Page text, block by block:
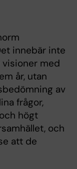
innebär inte
med
år, utan
av
frågor,
högt
och
att de